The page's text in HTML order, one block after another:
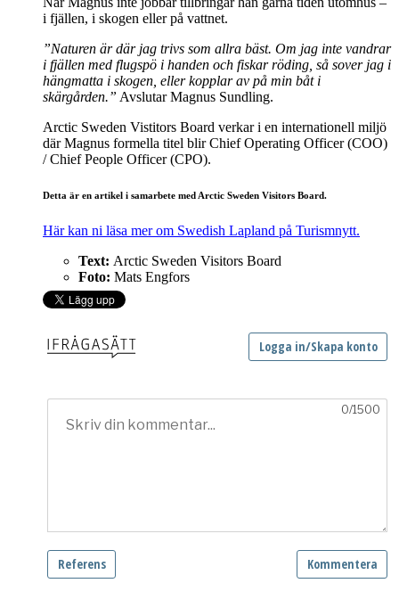
i fjällen, i skogen eller på vattnet.
”Naturen är där jag trivs som allra bäst. Om jag inte vandrar
i fjällen med flugspö i handen och fiskar röding, så sover jag i
hängmatta i skogen, eller kopplar av på min båt i
skärgården.” Avslutar Magnus Sundling.
Arctic Sweden Vistitors Board verkar i en internationell miljö
där Magnus formella titel blir Chief Operating Officer (COO)
/ Chief People Officer (CPO).
Detta är en artikel i samarbete med Arctic Sweden Visitors Board.
Här kan ni läsa mer om Swedish Lapland på Turismnytt.
Text: Arctic Sweden Visitors Board
Foto: Mats Engfors